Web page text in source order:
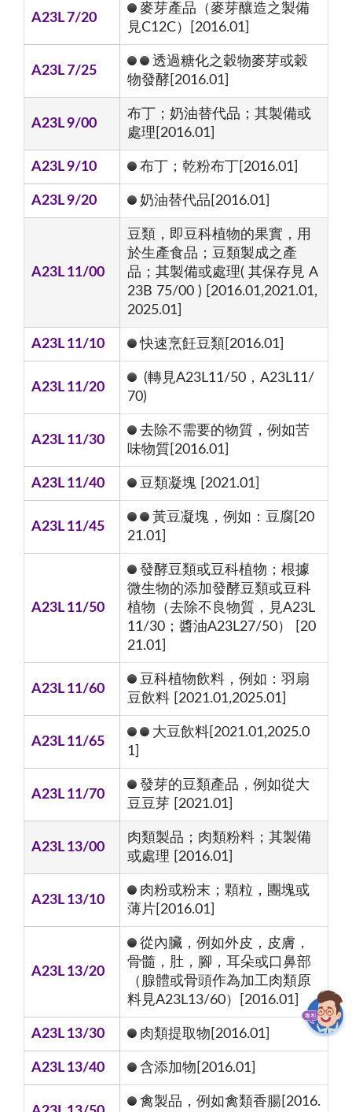
A23L 7/20
麥芽產品（麥芽釀造之製備
見C12C）[2016.01]
A23L 7/25
透過糖化之穀物麥芽或穀
物發酵[2016.01]
A23L 9/00
布丁；奶油替代品；其製備或
處理[2016.01]
A23L 9/10 布丁；乾粉布丁[2016.01]
A23L 9/20 奶油替代品[2016.01]
A23L 11/00
豆類，即豆科植物的果實，用
於生產食品；豆類製成之產
品；其製備或處理( 其保存見 A
23B 75/00 ) [2016.01,2021.01,
2025.01]
A23L 11/10 快速烹飪豆類[2016.01]
A23L 11/20
(轉見A23L11/50，A23L11/
70)
A23L 11/30
去除不需要的物質，例如苦
味物質[2016.01]
A23L 11/40 豆類凝塊 [2021.01]
A23L 11/45
黃豆凝塊，例如：豆腐[20
21.01]
A23L 11/50
發酵豆類或豆科植物；根據
微生物的添加發酵豆類或豆科
植物（去除不良物質，見A23L
11/30；醬油A23L27/50） [20
21.01]
A23L 11/60
豆科植物飲料，例如：羽扇
豆飲料 [2021.01,2025.01]
A23L 11/65
大豆飲料[2021.01,2025.0
1]
A23L 11/70
發芽的豆類產品，例如從大
豆豆芽 [2021.01]
A23L 13/00
肉類製品；肉類粉料；其製備
或處理 [2016.01]
A23L 13/10
肉粉或粉末；顆粒，團塊或
薄片[2016.01]
A23L 13/20
從內臟，例如外皮，皮膚，
骨髓，肚，腳，耳朵或口鼻部
（腺體或骨頭作為加工肉類原
料見A23L13/60）[2016.01]
A23L 13/30 肉類提取物[2016.01]
A23L 13/40 含添加物[2016.01]
禽製品，例如禽類香腸[2016.